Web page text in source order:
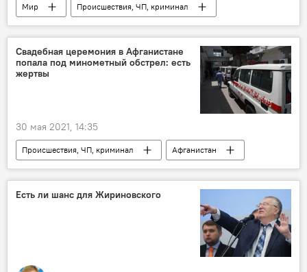
Мир
Происшествия, ЧП, криминал
США
скандал
военные учения
НАТО
Свадебная церемония в Афганистане
попала под минометный обстрел: есть
жертвы
30 мая 2021, 14:35
Происшествия, ЧП, криминал
Афганистан
свадьба
талибы взрыв
Есть ли шанс для Жириновского